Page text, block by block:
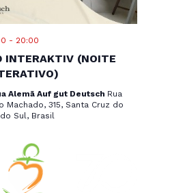
- 20:00
INTERAKTIV (NOITE
Alemã Auf gut Deutsch Rua
Machado, 315, Santa Cruz do
Sul, Brasil